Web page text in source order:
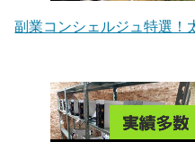
副業コンシェルジュ特選！